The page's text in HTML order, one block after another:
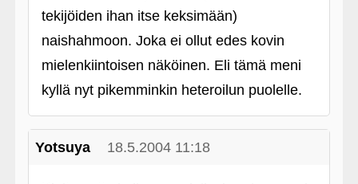
tekijöiden ihan itse keksimään)
naishahmoon. Joka ei ollut edes kovin
mielenkiintoisen näköinen. Eli tämä meni
kyllä nyt pikemminkin heteroilun puolelle.
Yotsuya 18.5.2004 11:18